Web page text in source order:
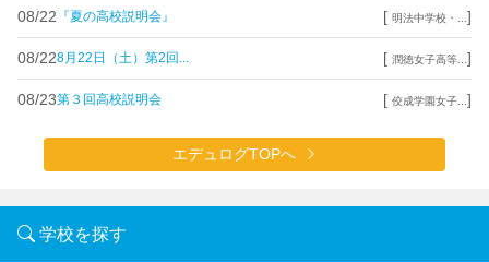
08/22 『夏の高校説明会』 [ 明法中学校・... ]
08/228月22日（土）第2回... [ 潤徳女子高等... ]
08/23第３回高校説明会 [ 佼成学園女子... ]
エデュログTOPへ
学校を探す